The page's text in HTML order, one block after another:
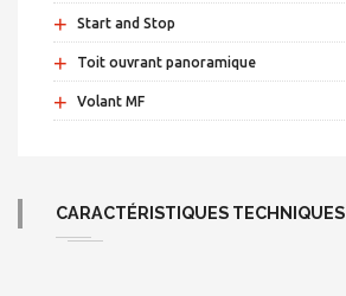
+ Start and Stop
+ Toit ouvrant panoramique
+ Volant MF
CARACTÉRISTIQUES TECHNIQUES